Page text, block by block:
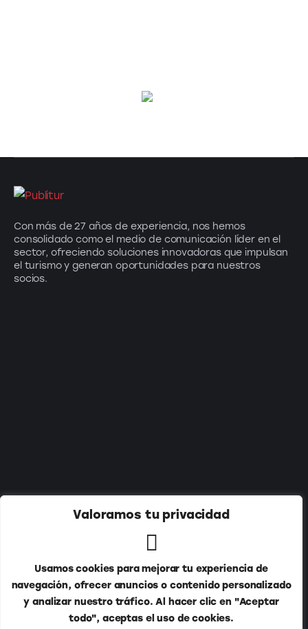
Valoramos tu privacidad
Usamos cookies para mejorar tu experiencia de
navegación, ofrecer anuncios o contenido personalizado
y analizar nuestro tráfico. Al hacer clic en "Aceptar
todo", aceptas el uso de cookies.
Con más de 27 años de experiencia, nos hemos
consolidado como el medio de comunicación líder en el
sector, ofreciendo soluciones innovadoras que impulsan
el turismo y generan oportunidades para nuestros
socios.